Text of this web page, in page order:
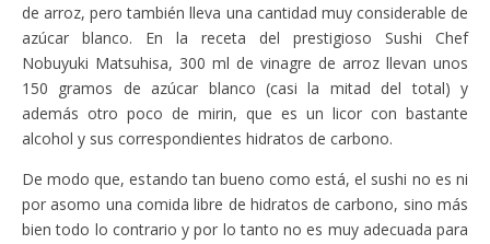
de arroz, pero también lleva una cantidad muy considerable de
azúcar blanco. En la receta del prestigioso Sushi Chef
Nobuyuki Matsuhisa, 300 ml de vinagre de arroz llevan unos
150 gramos de azúcar blanco (casi la mitad del total) y
además otro poco de mirin, que es un licor con bastante
alcohol y sus correspondientes hidratos de carbono.
De modo que, estando tan bueno como está, el sushi no es ni
por asomo una comida libre de hidratos de carbono, sino más
bien todo lo contrario y por lo tanto no es muy adecuada para